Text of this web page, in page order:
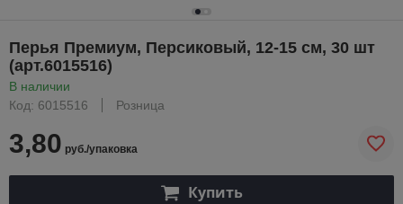
Перья Премиум, Персиковый, 12-15 см, 30 шт
(арт.6015516)
В наличии
Код: 6015516
Розница
3,80 руб./упаковка
Купить